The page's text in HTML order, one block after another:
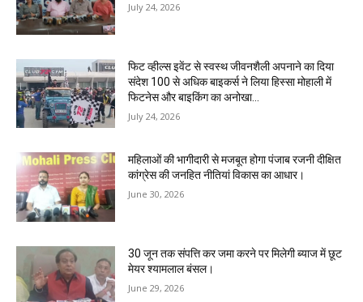
July 24, 2026
फिट व्हील्स इवेंट से स्वस्थ जीवनशैली अपनाने का दिया
संदेश 100 से अधिक बाइकर्स ने लिया हिस्सा मोहाली में
फिटनेस और बाइकिंग का अनोखा...
July 24, 2026
महिलाओं की भागीदारी से मजबूत होगा पंजाब रजनी दीक्षित
कांग्रेस की जनहित नीतियां विकास का आधार।
June 30, 2026
30 जून तक संपत्ति कर जमा करने पर मिलेगी ब्याज में छूट
मेयर श्यामलाल बंसल।
June 29, 2026